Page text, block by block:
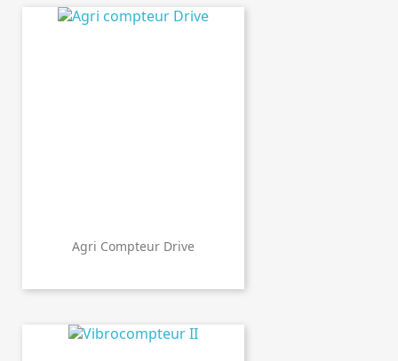
Agri Compteur Drive